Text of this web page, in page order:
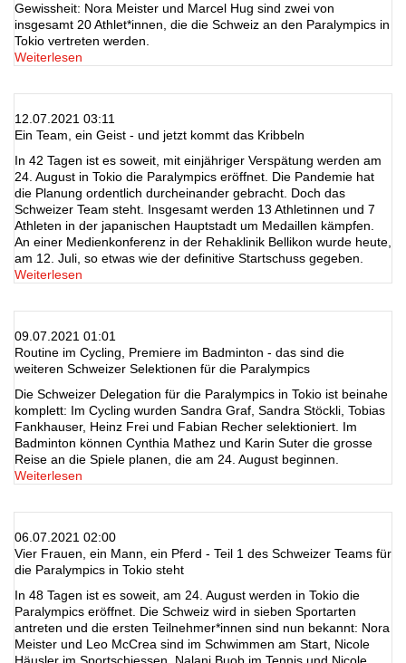
Gewissheit: Nora Meister und Marcel Hug sind zwei von
insgesamt 20 Athlet*innen, die die Schweiz an den Paralympics in
Tokio vertreten werden.
Weiterlesen
12.07.2021 03:11
Ein Team, ein Geist - und jetzt kommt das Kribbeln
In 42 Tagen ist es soweit, mit einjähriger Verspätung werden am
24. August in Tokio die Paralympics eröffnet. Die Pandemie hat
die Planung ordentlich durcheinander gebracht. Doch das
Schweizer Team steht. Insgesamt werden 13 Athletinnen und 7
Athleten in der japanischen Hauptstadt um Medaillen kämpfen.
An einer Medienkonferenz in der Rehaklinik Bellikon wurde heute,
am 12. Juli, so etwas wie der definitive Startschuss gegeben.
Weiterlesen
09.07.2021 01:01
Routine im Cycling, Premiere im Badminton - das sind die
weiteren Schweizer Selektionen für die Paralympics
Die Schweizer Delegation für die Paralympics in Tokio ist beinahe
komplett: Im Cycling wurden Sandra Graf, Sandra Stöckli, Tobias
Fankhauser, Heinz Frei und Fabian Recher selektioniert. Im
Badminton können Cynthia Mathez und Karin Suter die grosse
Reise an die Spiele planen, die am 24. August beginnen.
Weiterlesen
06.07.2021 02:00
Vier Frauen, ein Mann, ein Pferd - Teil 1 des Schweizer Teams für
die Paralympics in Tokio steht
In 48 Tagen ist es soweit, am 24. August werden in Tokio die
Paralympics eröffnet. Die Schweiz wird in sieben Sportarten
antreten und die ersten Teilnehmer*innen sind nun bekannt: Nora
Meister und Leo McCrea sind im Schwimmen am Start, Nicole